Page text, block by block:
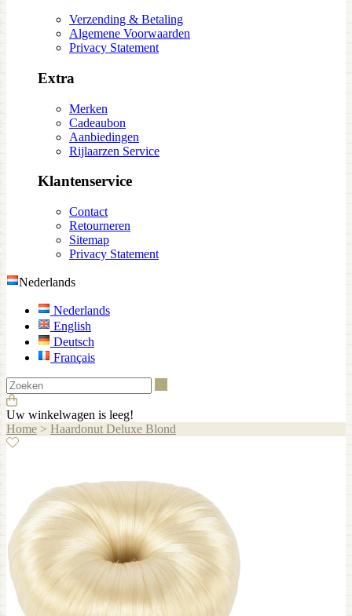
Verzending & Betaling
Algemene Voorwaarden
Privacy Statement
Extra
Merken
Cadeaubon
Aanbiedingen
Rijlaarzen Service
Klantenservice
Contact
Retourneren
Sitemap
Privacy Statement
Nederlands
Nederlands
English
Deutsch
Français
Uw winkelwagen is leeg!
Home > Haardonut Deluxe Blond